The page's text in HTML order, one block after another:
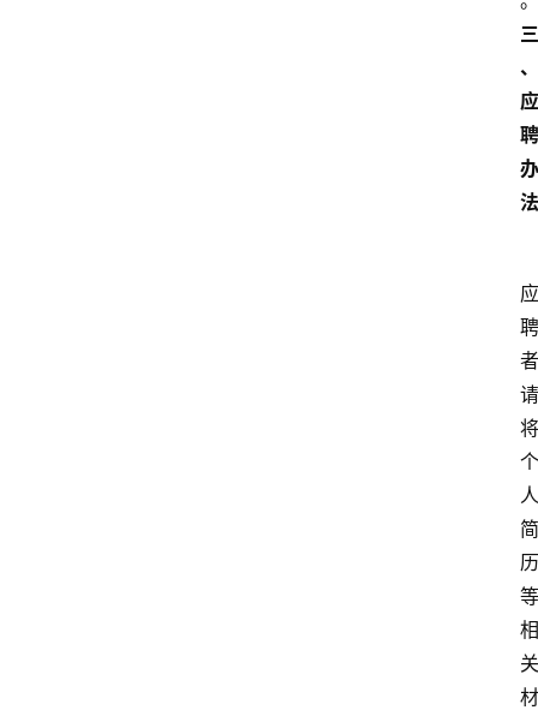
三
、
应
聘
办
法
应
聘
者
请
将
个
人
简
历
等
相
关
材